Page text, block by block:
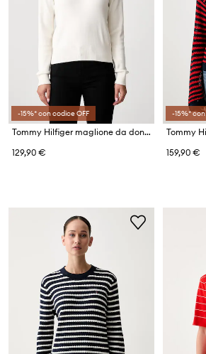
-15%* con codice OFF
Tommy Hilfiger maglione da donna in cotone
129,90 €
-15%*
159,90 €